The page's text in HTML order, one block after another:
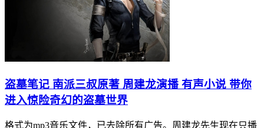
盗墓笔记 南派三叔原著 周建龙演播 有声小说 带你
进入惊险奇幻的盗墓世界
格式为mp3音乐文件，已去除所有广告。周建龙先生现在只播